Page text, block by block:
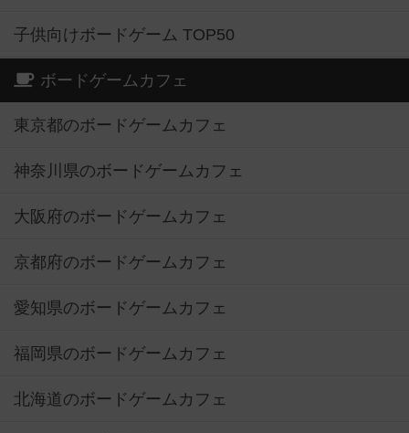
子供向けボードゲーム TOP50
ボードゲームカフェ
東京都のボードゲームカフェ
神奈川県のボードゲームカフェ
大阪府のボードゲームカフェ
京都府のボードゲームカフェ
愛知県のボードゲームカフェ
福岡県のボードゲームカフェ
北海道のボードゲームカフェ